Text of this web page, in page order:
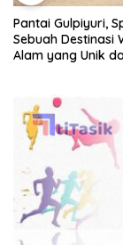
Pantai Gulpiyuri,
Sebuah Destinasi
Alam yang Unik